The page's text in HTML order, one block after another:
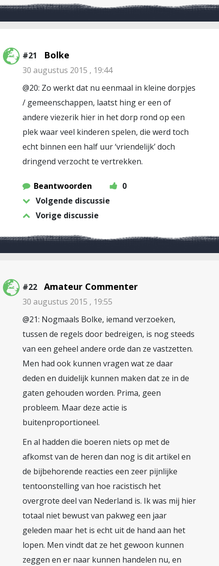
#21 Bolke
30 augustus 2015 , 19:44
@20: Zo werkt dat nu eenmaal in kleine dorpjes
/ gemeenschappen, laatst hing er een of
andere viezerik hier in het dorp rond op een
plek waar veel kinderen spelen, die werd toch
echt binnen een half uur ‘vriendelijk’ doch
dringend verzocht te vertrekken.
Beantwoorden
0
Volgende discussie
Vorige discussie
#22 Amateur Commenter
30 augustus 2015 , 19:55
@21: Nogmaals Bolke, iemand verzoeken,
tussen de regels door bedreigen, is nog steeds
van een geheel andere orde dan ze vastzetten.
Men had ook kunnen vragen wat ze daar
deden en duidelijk kunnen maken dat ze in de
gaten gehouden worden. Prima, geen
probleem. Maar deze actie is
buitenproportioneel.
En al hadden die boeren niets op met de
afkomst van de heren dan nog is dit artikel en
de bijbehorende reacties een zeer pijnlijke
tentoonstelling van hoe racistisch het
overgrote deel van Nederland is. Ik was mij hier
totaal niet bewust van pakweg een jaar
geleden maar het is echt uit de hand aan het
lopen. Men vindt dat ze het gewoon kunnen
zeggen en er naar kunnen handelen nu, en